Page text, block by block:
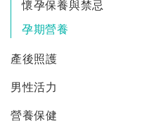
懷孕保養與禁忌
孕期營養
產後照護
男性活力
營養保健